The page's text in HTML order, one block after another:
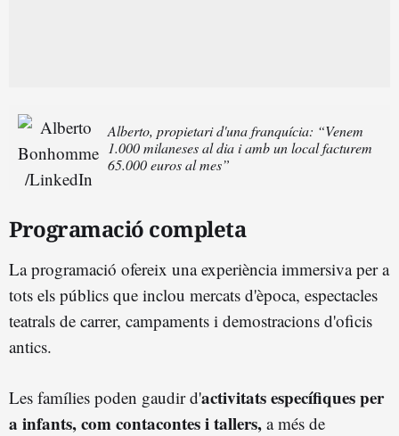
Alberto, propietari d'una franquícia: “Venem
1.000 milaneses al dia i amb un local facturem
65.000 euros al mes”
Programació completa
La programació ofereix una experiència immersiva per a
tots els públics que inclou mercats d'època, espectacles
teatrals de carrer, campaments i demostracions d'oficis
antics.
Les famílies poden gaudir d'activitats específiques per
a infants, com contacontes i tallers, a més de